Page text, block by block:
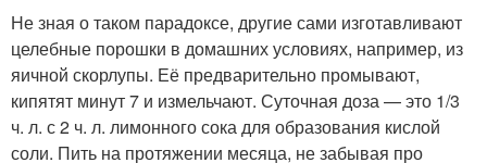
Не зная о таком парадоксе, другие сами изготавливают
целебные порошки в домашних условиях, например, из
яичной скорлупы. Её предварительно промывают,
кипятят минут 7 и измельчают. Суточная доза — это 1/3
ч. л. с 2 ч. л. лимонного сока для образования кислой
соли. Пить на протяжении месяца, не забывая про